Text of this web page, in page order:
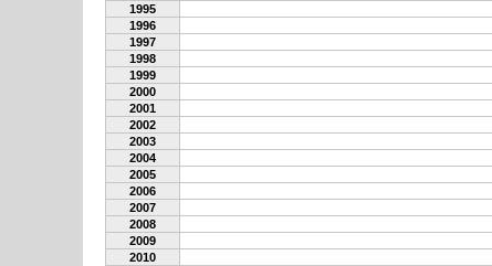
1995
1996
1997
1998
1999
2000
2001
2002
2003
2004
2005
2006
2007
2008
2009
2010